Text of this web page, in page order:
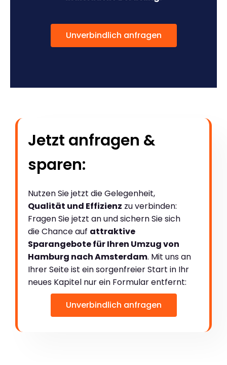
Unverbindlich anfragen
Jetzt anfragen &
sparen:
Nutzen Sie jetzt die Gelegenheit,
Qualität und Effizienz zu verbinden:
Fragen Sie jetzt an und sichern Sie sich
die Chance auf attraktive
Sparangebote für Ihren Umzug von
Hamburg nach Amsterdam. Mit uns an
Ihrer Seite ist ein sorgenfreier Start in Ihr
neues Kapitel nur ein Formular entfernt:
Unverbindlich anfragen